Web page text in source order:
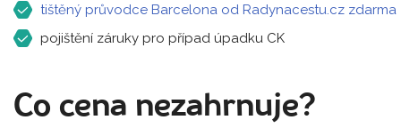
tištěný průvodce Barcelona od Radynacestu.cz zdarma
pojištění záruky pro případ úpadku CK
Co cena nezahrnuje?